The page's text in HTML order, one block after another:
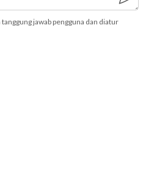
jawab pengguna dan diatur